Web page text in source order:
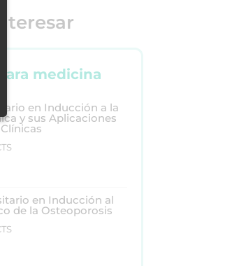
medicina
en Inducción a la
y sus Aplicaciones
Clínicas
en Inducción al
de la Osteoporosis